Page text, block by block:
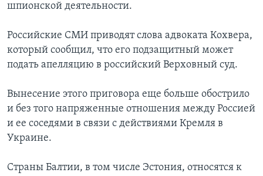
шпионской деятельности.
Российские СМИ приводят слова адвоката Кохвера,
который сообщил, что его подзащитный может
подать апелляцию в российский Верховный суд.
Вынесение этого приговора еще больше обострило
и без того напряженные отношения между Россией
и ее соседями в связи с действиями Кремля в
Украине.
Страны Балтии, в том числе Эстония, относятся к